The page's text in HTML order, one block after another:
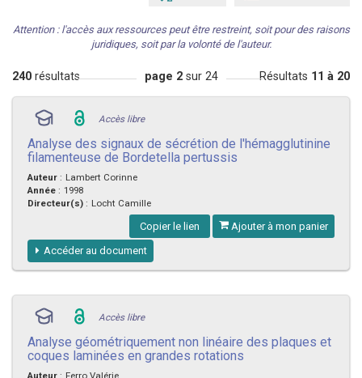
Attention : l'accès aux ressources peut être restreint, soit pour des raisons
juridiques, soit par la volonté de l'auteur.
240 résultats page 2 sur 24 Résultats 11 à 20
Accès libre
Analyse des signaux de sécrétion de l'hémagglutinine
filamenteuse de Bordetella pertussis
Auteur : Lambert Corinne
Année : 1998
Directeur(s) : Locht Camille
Copier le lien Ajouter à mon panier
Accéder au document
Accès libre
Analyse géométriquement non linéaire des plaques et
coques laminées en grandes rotations
Auteur : Ferro Valérie